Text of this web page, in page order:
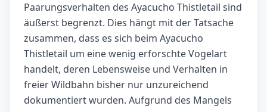
Paarungsverhalten des Ayacucho Thistletail sind
äußerst begrenzt. Dies hängt mit der Tatsache
zusammen, dass es sich beim Ayacucho
Thistletail um eine wenig erforschte Vogelart
handelt, deren Lebensweise und Verhalten in
freier Wildbahn bisher nur unzureichend
dokumentiert wurden. Aufgrund des Mangels